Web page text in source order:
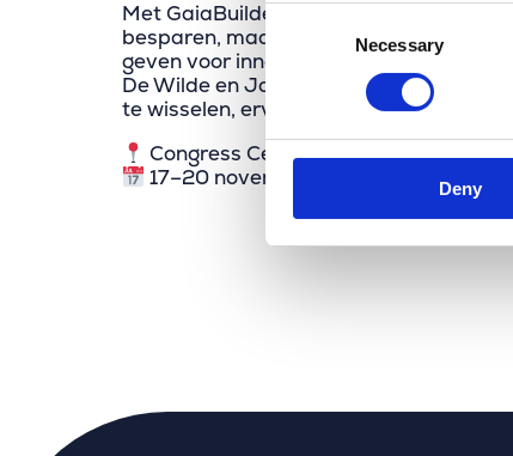
Consent
Selection
Necessary
Deny
Met GaiaBuilder draait automatisering
besparen, maar ook om potentieel
geven voor innovatie. Samen met
De Wilde en Joël Hempenius kijken we
te wisselen, ervaringen te delen en GIS
Congress Center Messe Frankfurt
17–20 november 2025